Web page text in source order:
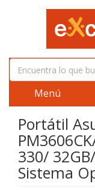
Menú
Portátil
330/
Sistema